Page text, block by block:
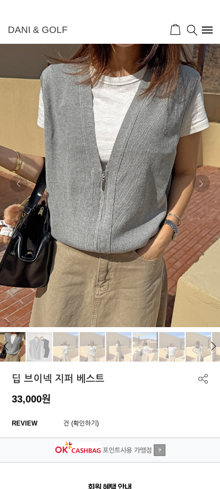
DANI & GOLF
딥 브이넥 지퍼 베스트
33,000원
REVIEW 건 (확인하기)
포인트사용 가맹점 ?